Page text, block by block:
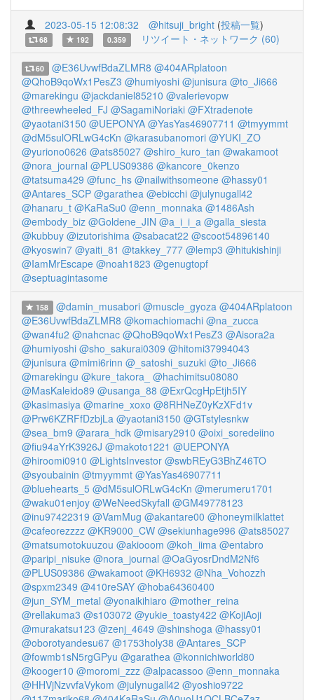
2023-05-15 12:08:32 @hitsuji_bright (投稿一覧)
68 192 0.359 リツイート・ネットワーク (60)
60 @E36UvwfBdaZLMR8 @404ARplatoon
@QhoB9qoWx1PesZ3 @humiyoshi @junisura @to_Ji666
@marekingu @jackdaniel85210 @valerievopw
@threewheeled_FJ @SagamiNoriaki @FXtradenote
@yaotani3150 @UEPONYA @YasYas46907711 @tmyymmt
@dM5sulORLwG4cKn @karasubanomori @YUKI_ZO
@yuriono0626 @ats85027 @shiro_kuro_tan @wakamoot
@nora_journal @PLUS09386 @kancore_0kenzo
@tatsuma429 @func_hs @nailwithsomeone @hassy01
@Antares_SCP @garathea @ebicchi @julynugall42
@hanaru_t @KaRaSu0 @enn_monnaka @1486Ash
@embody_biz @Goldene_JIN @a_i_i_a @galla_siesta
@kubbuy @izutorishima @sabacat22 @scoot54896140
@kyoswin7 @yaiti_81 @takkey_777 @lemp3 @hitukishinji
@IamMrEscape @noah1823 @genugtopf
@septuagintasome
158 @damin_musabori @muscle_gyoza @404ARplatoon
@E36UvwfBdaZLMR8 @komachiomachi @na_zucca
@wan4fu2 @nahcnac @QhoB9qoWx1PesZ3 @Aisora2a
@humiyoshi @sho_sakurai0309 @hitomi37994043
@junisura @mimi6rinn @_satoshi_suzuki @to_Ji666
@marekingu @kure_takora_ @hachimitsu08080
@MasKaleido89 @usanga_88 @ExrQcgHpEtjh5IY
@kasimasiya @marine_xoxo @8RHNeZ0yKzXFd1v
@Prw6KZRFfDzbjLa @yaotani3150 @GTstylesnkw
@sea_bm9 @arara_hdk @misary2910 @oixi_soredeiino
@fiu94aYrK3926J @makoto1221 @UEPONYA
@hiroomi0910 @LightsInvestor @swbREyG3BhZ46TO
@syoubainin @tmyymmt @YasYas46907711
@bluehearts_5 @dM5sulORLwG4cKn @merumeru1701
@waku01enjoy @WeNeedSkyfall @GM49778123
@inu97422319 @VamMug @akantare00 @honeymilklattet
@cafeorezzzz @KR9000_CW @sekiunhage996 @ats85027
@matsumotokuuzou @akiooom @koh_iima @entabro
@paripi_nisuke @nora_journal @OaGyosrDndM2Nf6
@PLUS09386 @wakamoot @KH6932 @Nha_Vohozzh
@spxm2349 @410reSAY @hoba64360400
@jun_SYM_metal @yonaikihiaro @mother_reina
@rellakuma3 @s103072 @yukie_toasty422 @KojiAoji
@murakatsu123 @zenj_4649 @shinshoga @hassy01
@oborotyandesu67 @1753holy38 @Antares_SCP
@fowmb1sN5rgGPyu @garathea @konnichiworld80
@kooger10 @moromi_zzz @alpacassoo @enn_monnaka
@HHVjNzvvfaVykom @julynugall42 @yoshio9722